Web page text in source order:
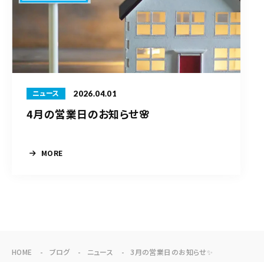
ニュース 2026.04.01
4月の営業日のお知らせ🌸
MORE
HOME ブログ ニュース 3月の営業日のお知らせ✨